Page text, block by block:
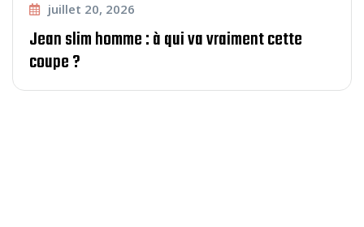
juillet 20, 2026
Jean slim homme : à qui va vraiment cette
coupe ?